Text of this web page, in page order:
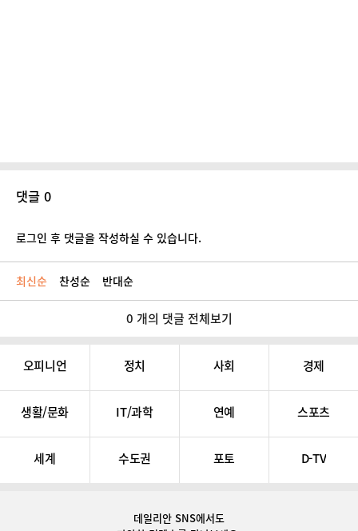
댓글 0
로그인 후 댓글을 작성하실 수 있습니다.
최신순 찬성순 반대순
0 개의 댓글 전체보기
오피니언 정치 사회 경제
생활/문화 IT/과학 연예 스포츠
세계 수도권 포토 D-TV
데일리안 SNS에서도